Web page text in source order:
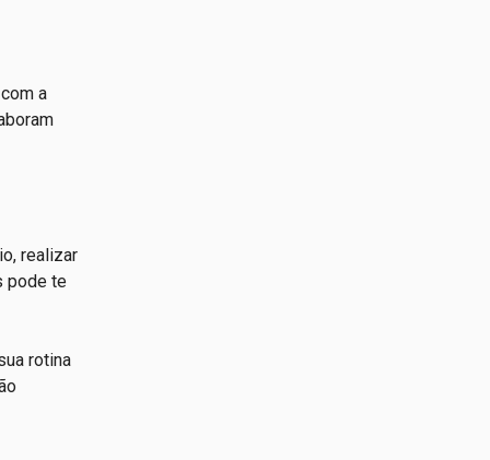
a
realizar
pode te
rotina